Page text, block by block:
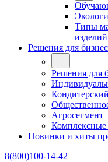
Типы
изделий
Решения для
Решения для
Агросегмент
Комплексные
Новинки и хиты
8(800)100-14-42